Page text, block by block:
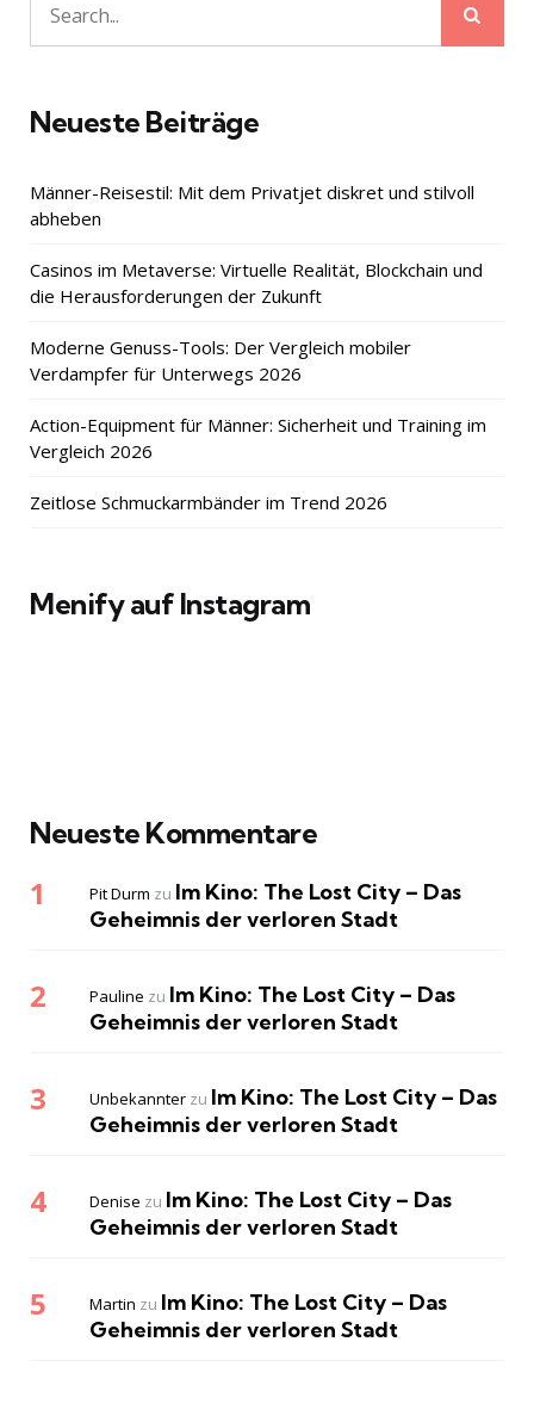
Search
for:
Neueste Beiträge
Männer-Reisestil: Mit dem Privatjet diskret und stilvoll
abheben
Casinos im Metaverse: Virtuelle Realität, Blockchain und
die Herausforderungen der Zukunft
Moderne Genuss-Tools: Der Vergleich mobiler
Verdampfer für Unterwegs 2026
Action-Equipment für Männer: Sicherheit und Training im
Vergleich 2026
Zeitlose Schmuckarmbänder im Trend 2026
Menify auf Instagram
Neueste Kommentare
Pit Durm zu Im Kino: The Lost City – Das
Geheimnis der verloren Stadt
Pauline zu Im Kino: The Lost City – Das
Geheimnis der verloren Stadt
Unbekannter zu Im Kino: The Lost City – Das
Geheimnis der verloren Stadt
Denise zu Im Kino: The Lost City – Das
Geheimnis der verloren Stadt
Martin zu Im Kino: The Lost City – Das
Geheimnis der verloren Stadt